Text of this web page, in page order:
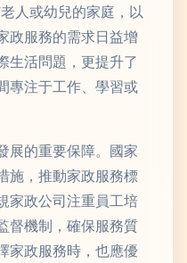
人或幼兒的家庭，以
政服務的需求日益增
生活問題，更提升了
專注于工作、學習或
展的重要保障。國家
施，推動家政服務標
家政公司注重員工培
督機制，確保服務質
家政服務時，也應優